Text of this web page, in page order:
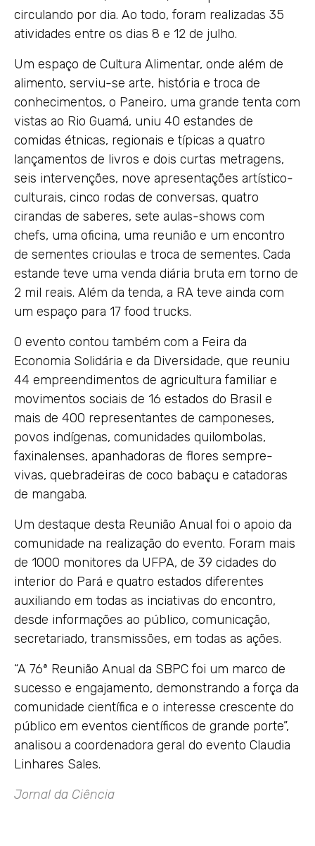
circulando por dia. Ao todo, foram realizadas 35
atividades entre os dias 8 e 12 de julho.
Um espaço de Cultura Alimentar, onde além de
alimento, serviu-se arte, história e troca de
conhecimentos, o Paneiro, uma grande tenta com
vistas ao Rio Guamá, uniu 40 estandes de
comidas étnicas, regionais e típicas a quatro
lançamentos de livros e dois curtas metragens,
seis intervenções, nove apresentações artístico-
culturais, cinco rodas de conversas, quatro
cirandas de saberes, sete aulas-shows com
chefs, uma oficina, uma reunião e um encontro
de sementes crioulas e troca de sementes. Cada
estande teve uma venda diária bruta em torno de
2 mil reais. Além da tenda, a RA teve ainda com
um espaço para 17 food trucks.
O evento contou também com a Feira da
Economia Solidária e da Diversidade, que reuniu
44 empreendimentos de agricultura familiar e
movimentos sociais de 16 estados do Brasil e
mais de 400 representantes de camponeses,
povos indígenas, comunidades quilombolas,
faxinalenses, apanhadoras de flores sempre-
vivas, quebradeiras de coco babaçu e catadoras
de mangaba.
Um destaque desta Reunião Anual foi o apoio da
comunidade na realização do evento. Foram mais
de 1000 monitores da UFPA, de 39 cidades do
interior do Pará e quatro estados diferentes
auxiliando em todas as inciativas do encontro,
desde informações ao público, comunicação,
secretariado, transmissões, em todas as ações.
“A 76ª Reunião Anual da SBPC foi um marco de
sucesso e engajamento, demonstrando a força da
comunidade científica e o interesse crescente do
público em eventos científicos de grande porte”,
analisou a coordenadora geral do evento Claudia
Linhares Sales.
Jornal da Ciência